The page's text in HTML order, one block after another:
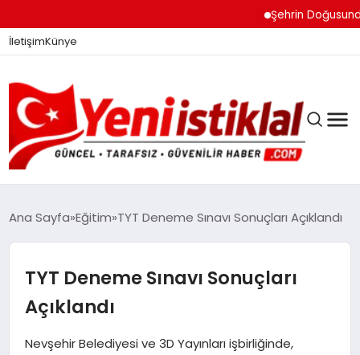
Şehrin Doğusundan
İletişimKünye
DÜNYA
Ana Sayfa Eğitim TYT Deneme Sınavı Sonuçları Açıklandı
TYT Deneme Sınavı Sonuçları
Açıklandı
Nevşehir Belediyesi ve 3D Yayınları işbirliğinde,